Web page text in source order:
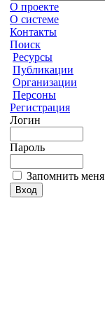
О проекте
О системе
Контакты
Поиск
Ресурсы
Публикации
Организации
Персоны
Регистрация
Логин
Пароль
Запомнить меня